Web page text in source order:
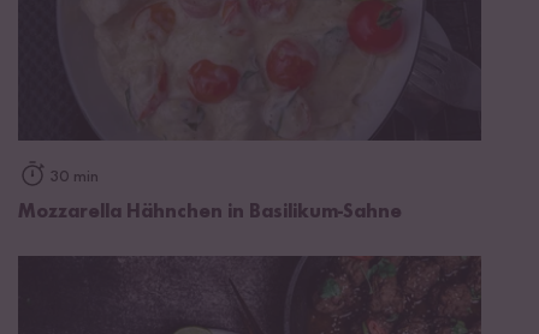
30 min
Mozzarella Hähnchen in Basilikum-Sahne